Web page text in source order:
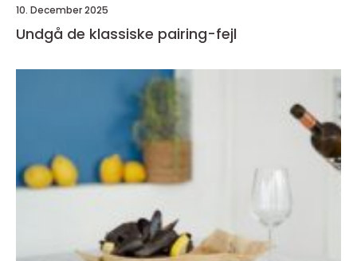
10. December 2025
Undgå de klassiske pairing-fejl